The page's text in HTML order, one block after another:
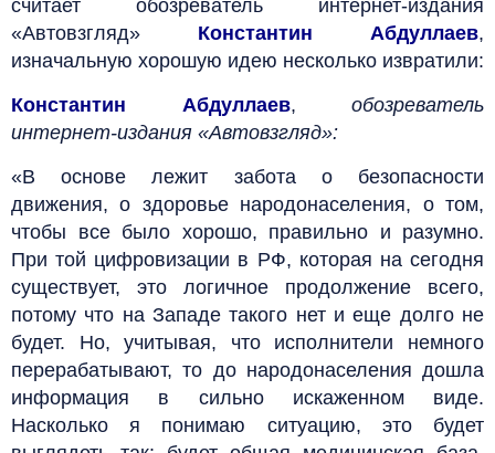
считает обозреватель интернет-издания
«Автовзгляд» Константин Абдуллаев,
изначальную хорошую идею несколько извратили:
Константин Абдуллаев, обозреватель
интернет-издания «Автовзгляд»:
«В основе лежит забота о безопасности
движения, о здоровье народонаселения, о том,
чтобы все было хорошо, правильно и разумно.
При той цифровизации в РФ, которая на сегодня
существует, это логичное продолжение всего,
потому что на Западе такого нет и еще долго не
будет. Но, учитывая, что исполнители немного
перерабатывают, то до народонаселения дошла
информация в сильно искаженном виде.
Насколько я понимаю ситуацию, это будет